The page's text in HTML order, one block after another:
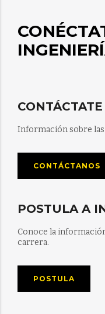
Información sobre las
CONTÁCTANOS
POSTULA A
Conoce la
carrera.
POSTULA